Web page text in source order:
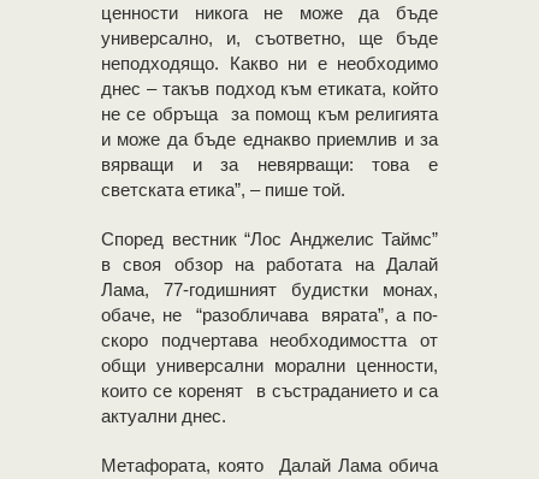
ценности никога не може да бъде
универсално, и, съответно, ще бъде
неподходящо. Какво ни е необходимо
днес – такъв подход към етиката, който
не се обръща за помощ към религията
и може да бъде еднакво приемлив и за
вярващи и за невярващи: това е
светската етика”, – пише той.
Според вестник “Лос Анджелис Таймс”
в своя обзор на работата на Далай
Лама, 77-годишният будистки монах,
обаче, не “разобличава вярата”, а по-
скоро подчертава необходимостта от
общи универсални морални ценности,
които се коренят в състраданието и са
актуални днес.
Метафората, която Далай Лама обича